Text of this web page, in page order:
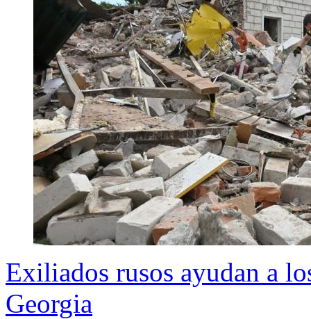
Exiliados rusos ayudan a
Georgia